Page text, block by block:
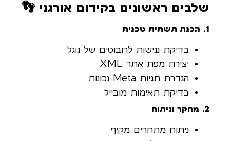
שלבים ראשונים בקידום אורגני 👣
1. הכנת תשתית טכנית
בדיקת נגישות לרובוטים של גוגל
יצירת מפת אתר XML
הגדרת תגיות Meta נכונות
בדיקת תאימות מובייל
2. מחקר וניתוח
ניתוח מתחרים מקיף